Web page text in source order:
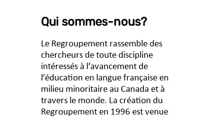
Qui sommes-nous?
Le Regroupement rassemble des
chercheurs de toute discipline
intéressés à l’avancement de
l’éducation en langue française en
milieu minoritaire au Canada et à
travers le monde. La création du
Regroupement en 1996 est venue